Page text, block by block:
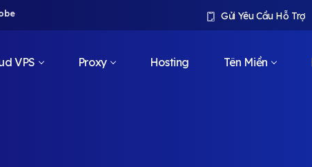
Gửi Yêu Cầu Hỗ Trợ
VPS Proxy Hosting Tên Miền